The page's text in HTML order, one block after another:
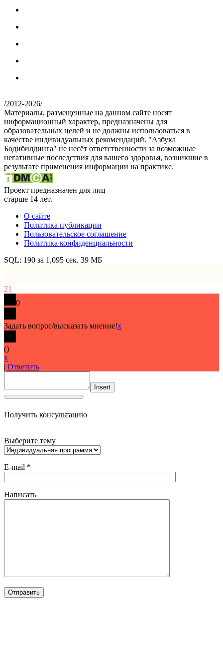
/2012-2026/
Материалы, размещенные на данном сайте носят
информационный характер, предназначены для
образовательных целей и не должны использоваться в
качестве индивидуальных рекомендаций. "Азбука
Бодибилдинга" не несёт ответственности за возможные
негативные последствия для вашего здоровья, возникшие в
результате применения информации на практике.
Проект предназначен для лиц
старше 14 лет.
О сайте
Политика публикации
Пользовательское соглашение
Политика конфиденциальности
SQL: 190 за 1,095 сек. 39 МБ
21
0
Задать вопрос/высказать мнение!x
()
x
| Ответить
Insert
Получить консультацию
Выберите тему
E-mail *
Написать